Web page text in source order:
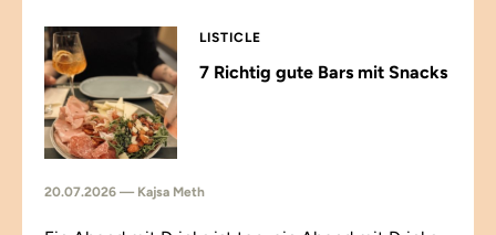
LISTICLE
7 Richtig gute Bars mit Snacks
20.07.2026 — Kajsa Meth